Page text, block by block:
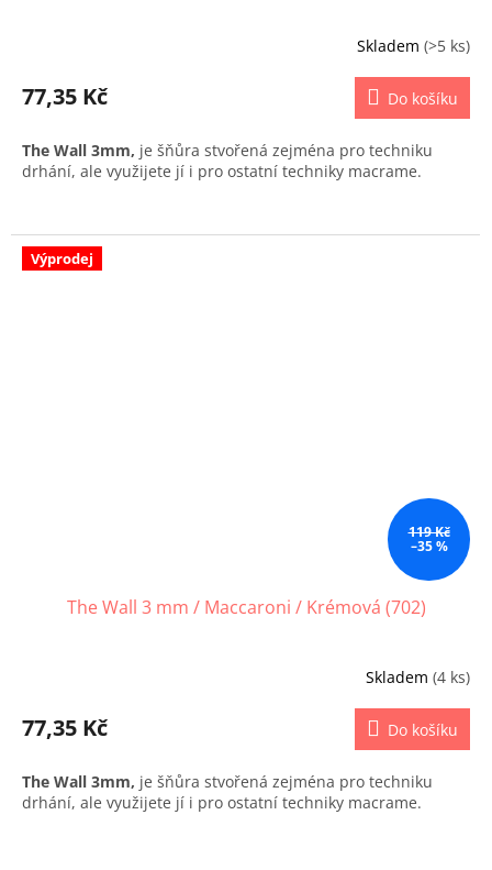
Skladem (>5 ks)
77,35 Kč Do košíku
The Wall 3mm, je šňůra stvořená zejména pro techniku
drhání, ale využijete jí i pro ostatní techniky macrame.
Výprodej
119 Kč
–35 %
The Wall 3 mm / Maccaroni / Krémová (702)
Skladem (4 ks)
77,35 Kč Do košíku
The Wall 3mm, je šňůra stvořená zejména pro techniku
drhání, ale využijete jí i pro ostatní techniky macrame.